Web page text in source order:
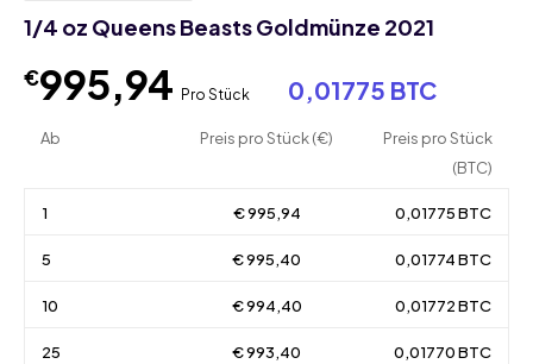
1/4 oz Queens Beasts Goldmünze 2021
€995,94 Pro Stück 0,01775 BTC
Ab Preis pro Stück (€)
Preis pro Stück
(BTC)
1 € 995,94 0,01775 BTC
5 € 995,40 0,01774 BTC
10 € 994,40 0,01772 BTC
25 € 993,40 0,01770 BTC